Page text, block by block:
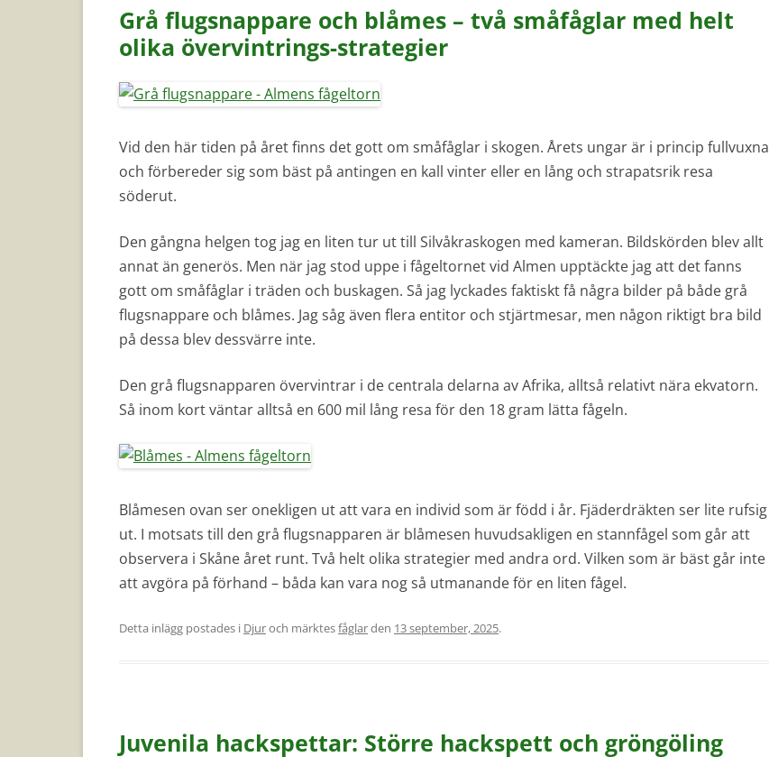
Grå flugsnappare och blåmes – två småfåglar med helt
olika övervintrings-strategier
Vid den här tiden på året finns det gott om småfåglar i skogen. Årets ungar är i princip fullvuxna
och förbereder sig som bäst på antingen en kall vinter eller en lång och strapatsrik resa
söderut.
Den gångna helgen tog jag en liten tur ut till Silvåkraskogen med kameran. Bildskörden blev allt
annat än generös. Men när jag stod uppe i fågeltornet vid Almen upptäckte jag att det fanns
gott om småfåglar i träden och buskagen. Så jag lyckades faktiskt få några bilder på både grå
flugsnappare och blåmes. Jag såg även flera entitor och stjärtmesar, men någon riktigt bra bild
på dessa blev dessvärre inte.
Den grå flugsnapparen övervintrar i de centrala delarna av Afrika, alltså relativt nära ekvatorn.
Så inom kort väntar alltså en 600 mil lång resa för den 18 gram lätta fågeln.
Blåmesen ovan ser onekligen ut att vara en individ som är född i år. Fjäderdräkten ser lite rufsig
ut. I motsats till den grå flugsnapparen är blåmesen huvudsakligen en stannfågel som går att
observera i Skåne året runt. Två helt olika strategier med andra ord. Vilken som är bäst går inte
att avgöra på förhand – båda kan vara nog så utmanande för en liten fågel.
Detta inlägg postades i Djuroch märktesfåglarden 13 september, 2025.
Juvenila hackspettar: Större hackspett och gröngöling